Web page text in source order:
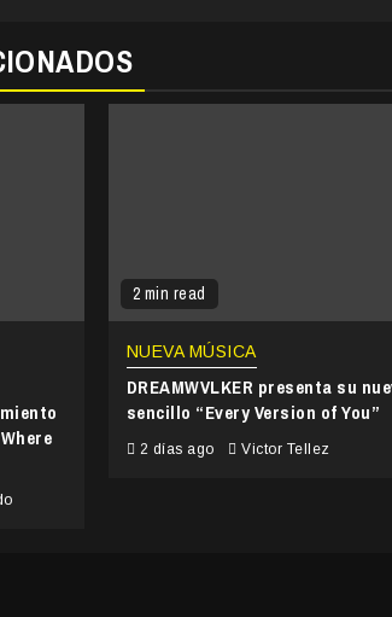
2 min read
NUEVA MÚSICA
DREAMWVLKER presenta su
sencillo “Every Version of You”
2 días ago Victor Tellez